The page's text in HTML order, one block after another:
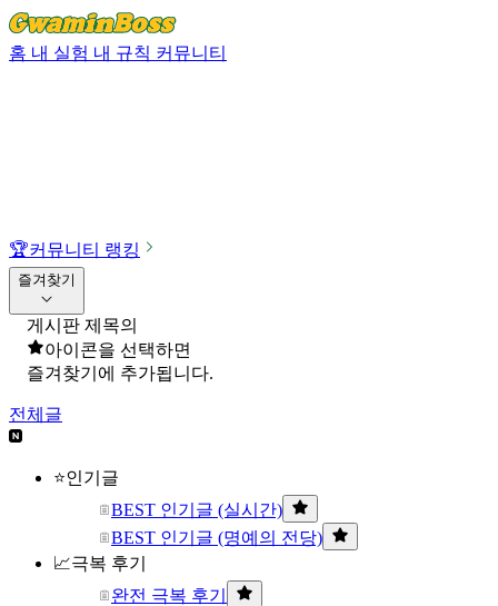
홈 내 실험 내 규칙 커뮤니티
🏆커뮤니티 랭킹
즐겨찾기
게시판 제목의
아이콘을 선택하면
즐겨찾기에 추가됩니다.
전체글
⭐인기글
BEST 인기글 (실시간)
BEST 인기글 (명예의 전당)
📈극복 후기
완전 극복 후기